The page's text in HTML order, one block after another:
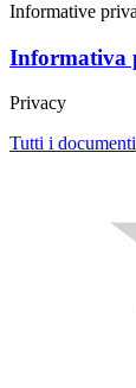
Informative
Informativa
Privacy
Tutti i documenti